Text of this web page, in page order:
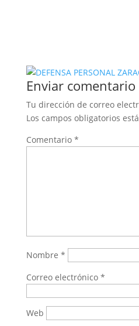
Enviar comentario
Tu dirección de correo
Los campos obligatorios
Comentario *
Nombre *
Correo electrónico *
Web